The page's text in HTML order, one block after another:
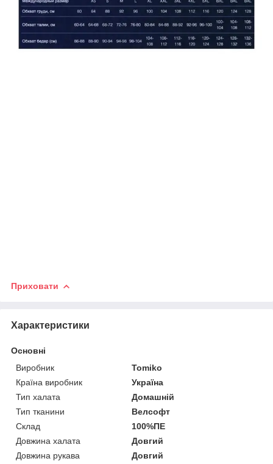
Приховати
Характеристики
Основні
Виробник
Tomiko
Країна виробник
Україна
Тип халата
Домашній
Тип тканини
Велсофт
Склад
100%ПЕ
Довжина халата
Довгий
Довжина рукава
Довгий